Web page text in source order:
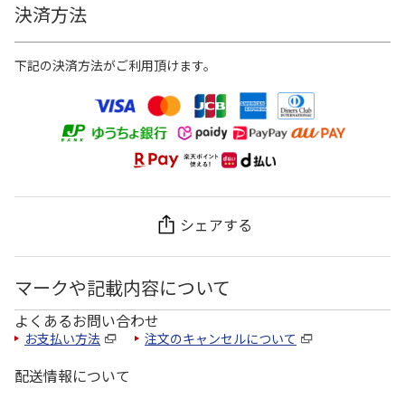
決済方法
下記の決済方法がご利用頂けます。
シェアする
マークや記載内容について
よくあるお問い合わせ
お支払い方法 注文のキャンセルについて
配送情報について